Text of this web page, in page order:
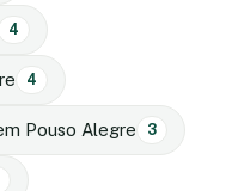
4
4
Pouso Alegre 3